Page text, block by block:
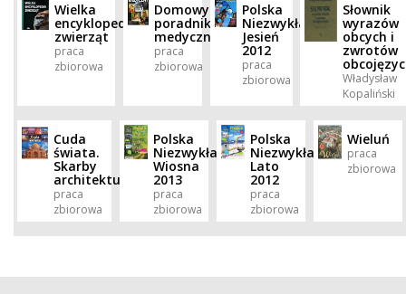
Wielka
encyklopedia
zwierząt
praca
zbiorowa
Domowy
poradnik
medyczny
praca
zbiorowa
Polska
Niezwykła.
Jesień
2012
praca
zbiorowa
Słownik
wyrazów
obcych i
zwrotów
Władysław
Kopaliński
Cuda
świata.
Skarby
architektury
praca
zbiorowa
Polska
Niezwykła.
Wiosna
2013
praca
zbiorowa
Polska
Niezwykła.
Lato
2012
praca
zbiorowa
Wieluń
praca
zbiorowa